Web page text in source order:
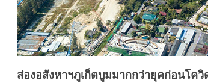
ส่องอสังหาฯภูเก็ตบูมมากกว่ายุคก่อนโค